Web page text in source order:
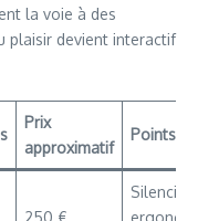
la voie à des
plaisir devient interactif
Prix
approximatif
Points